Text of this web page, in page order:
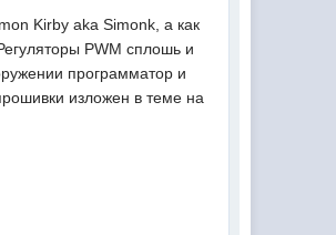
Kirby aka Simonk, а как
PWM сплошь и
программатор и
изложен в теме на